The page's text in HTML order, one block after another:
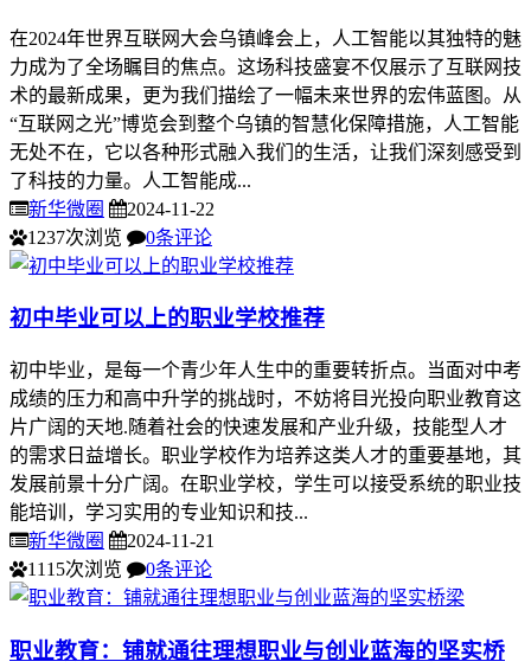
在2024年世界互联网大会乌镇峰会上，人工智能以其独特的魅
力成为了全场瞩目的焦点。这场科技盛宴不仅展示了互联网技
术的最新成果，更为我们描绘了一幅未来世界的宏伟蓝图。从
“互联网之光”博览会到整个乌镇的智慧化保障措施，人工智能
无处不在，它以各种形式融入我们的生活，让我们深刻感受到
了科技的力量。人工智能成...
新华微圈
2024-11-22
1237次浏览
0条评论
初中毕业可以上的职业学校推荐
初中毕业，是每一个青少年人生中的重要转折点。当面对中考
成绩的压力和高中升学的挑战时，不妨将目光投向职业教育这
片广阔的天地.随着社会的快速发展和产业升级，技能型人才
的需求日益增长。职业学校作为培养这类人才的重要基地，其
发展前景十分广阔。在职业学校，学生可以接受系统的职业技
能培训，学习实用的专业知识和技...
新华微圈
2024-11-21
1115次浏览
0条评论
职业教育：铺就通往理想职业与创业蓝海的坚实桥